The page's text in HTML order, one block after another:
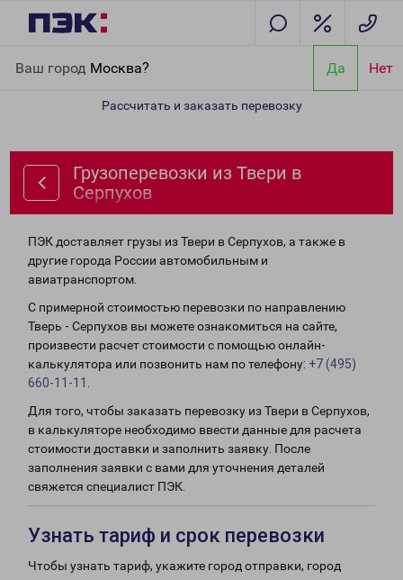
Ваш город Москва? Да Нет
Рассчитать и заказать перевозку
Грузоперевозки из Твери в
Серпухов
ПЭК доставляет грузы из Твери в Серпухов, а также в
другие города России автомобильным и
авиатранспортом.
С примерной стоимостью перевозки по направлению
Тверь - Серпухов вы можете ознакомиться на сайте,
произвести расчет стоимости с помощью онлайн-
калькулятора или позвонить нам по телефону: +7 (495)
660-11-11
Для того, чтобы заказать перевозку из Твери в Серпухов,
в калькуляторе необходимо ввести данные для расчета
стоимости доставки и заполнить заявку. После
заполнения заявки с вами для уточнения деталей
свяжется специалист ПЭК.
Узнать тариф и срок перевозки
Чтобы узнать тариф, укажите город отправки, город